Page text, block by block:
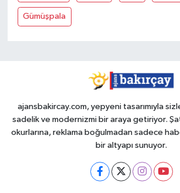
Gümüşpala
ajansbakircay.com, yepyeni tasarımıyla
sadelik ve modernizmi bir araya getiriyor.
okurlarına, reklama boğulmadan sadece
bir altyapı sunuyor.